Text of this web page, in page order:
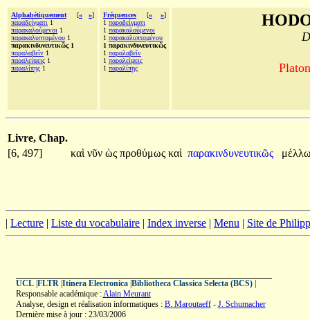
Alphabétiquement [« »]
παραδείγματι 1
παρακαλούμενοι 1
παρακαλυπτομένου 1
παρακινδυνευτικῶς 1
παραλαβεῖν 1
παραλείψεις 1
παραλίπῃς 1
Fréquences [« »]
1 παραδείγματι
1 παρακαλούμενοι
1 παρακαλυπτομένου
1 παρακινδυνευτικῶς
1 παραλαβεῖν
1 παραλείψεις
1 παραλίπῃς
Livre, Chap.
[6, 497]
καὶ νῦν ὡς προθύμως καὶ παρακινδυνευτικῶς
| Lecture | Liste du vocabulaire | Index inverse | Menu | Site de
UCL| FLTR| Itinera Electronica| Bibliotheca Classica Selecta (BCS)|
Responsable académique :Alain Meurant
Analyse, design et réalisation informatiques : B. Maroutaeff- J. Schumacher
Dernière mise à jour : 23/03/2006